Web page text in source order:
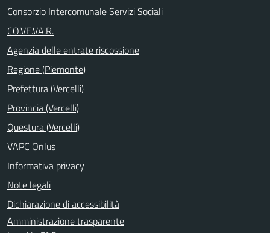
Consorzio Intercomunale Servizi Sociali
CO.VE.VA.R.
Agenzia delle entrate riscossione
Regione (Piemonte)
Prefettura (Vercelli)
Provincia (Vercelli)
Questura (Vercelli)
VAPC Onlus
Informativa privacy
Note legali
Dichiarazione di accessibilità
Amministrazione trasparente